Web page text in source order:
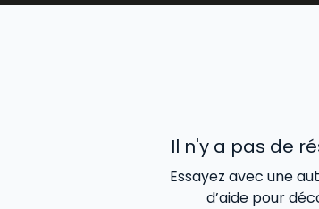
Il n'y a pas de
Essayez avec une
d’aide pour